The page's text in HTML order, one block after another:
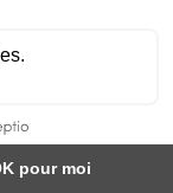
varié et équilibré.